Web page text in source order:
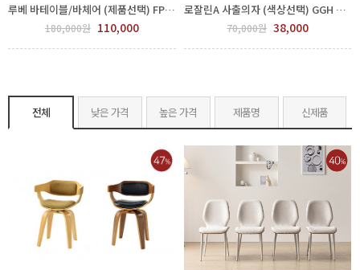
루베 바테이블/바체어 (제품선택) FPP115-0006
180,000원 110,000
로잘린A 사출의자 (색상선택) GGH 550-352
70,000원 38,000
전체 낮은 가격 높은 가격 제품명 신제품